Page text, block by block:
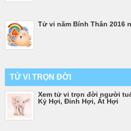
Tử vi năm Bính Thân 2016
TỬ VI TRỌN ĐỜI
Xem tử vi trọn đời người
Kỷ Hợi, Đinh Hợi, Ất Hợi